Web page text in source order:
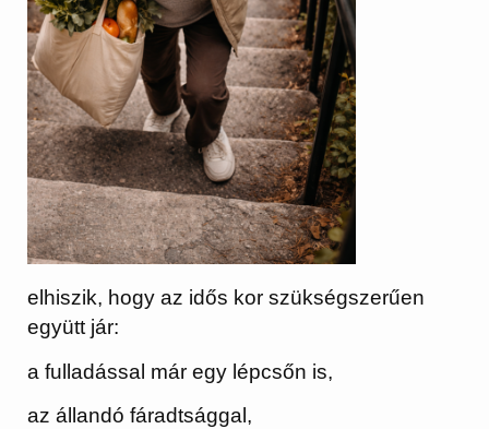
elhiszik, hogy az idős kor szükségszerűen
együtt jár:
a fulladással már egy lépcsőn is,
az állandó fáradtsággal,